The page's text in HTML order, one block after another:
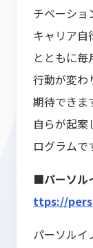
チベーショ
キャリア自
とともに
行動が変わ
期待でき
自らが起
ログラムで
■パーソル
ttps://
パーソルイ